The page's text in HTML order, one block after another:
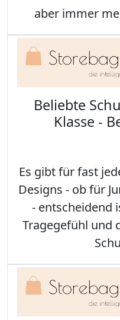
aber immer
Beliebte
Klasse -
Es gibt für fast
Designs - ob für
- entscheidend
Tragegefühl und